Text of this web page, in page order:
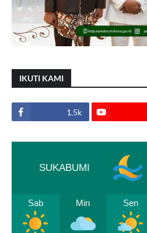
IKUTI KAMI
1.5k
SUKABUMI
Sab Min Sen